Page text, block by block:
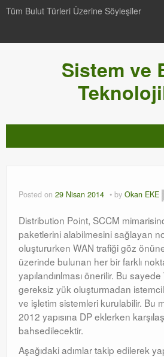
Tüm Bulut Türleri Üzerine Söyleşiler
Sistem ve
Windows Server Family
SCOM
Orchestrator
Watchguard
PHP & MySQL
Posted on 29 Nisan 2014 by Okan EKE
Distribution Point, SCCM
paketlerini alabilmesini sağlayan
oluştururken WAN trafiği göz
üzerinde bulunan her bir farklı
yapılandırılması önerilir. Bu
gereksiz yük oluşturmadan
ve işletim sistemleri kurulabilir. Bu
2012 yapısına DP eklerken
bahsedilecektir.
Aşağıdaki adımlar takip edilerek